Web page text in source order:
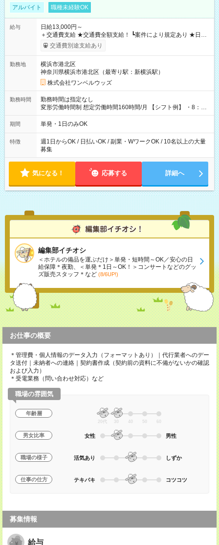
アルバイト 職種未経験OK
給与
日給13,000円～
＋交通費支給 ★交通費全額支給！ ┗案件により規定あり ★日払
いOK！（規定あり） ┗働いたその日に現金GET♪ お仕事後はコ
ンビニATMから 日払い分を引き落とせます！ 【試用期間】試
交通費別途支給あり
勤務地
横浜市港北区
神奈川県横浜市港北区（最寄り駅：新横浜駅）
株式会社ワンベルウッズ
勤務時間
勤務時間は指定なし
変形労働時間制 想定労働時間160時間/月 【シフト例】 ・8：00
～21：00
期間 単発・1日のみOK
特徴
週1日からOK / 日払いOK / 副業・WワークOK / 10名以上の大量
募集
気になる！ 応募する 詳細へ
編集部イチオシ
＜ホテルの備品を運ぶだけ＞単発・短時間～OK／安心の日
給保障＊夜勤、＜単発＊1日～OK！＞コンサートなどのグッ
ズ販売スタッフ＊など (8/6UP!)
お仕事の概要
＊管理費・個人情報のデータ入力（フォーマットあり）｜代行業者へのデー
タ送付｜未納者への連絡｜契約書作成（契約前の資料に不備がないかの確認
および入力）
＊受電業務（問い合わせ対応）など
職場の雰囲気
年齢層
20代 30 40 50 60
男女比率 女性 男性
職場の様子 活気あり しずか
仕事の仕方 テキパキ コツコツ
募集情報
給与